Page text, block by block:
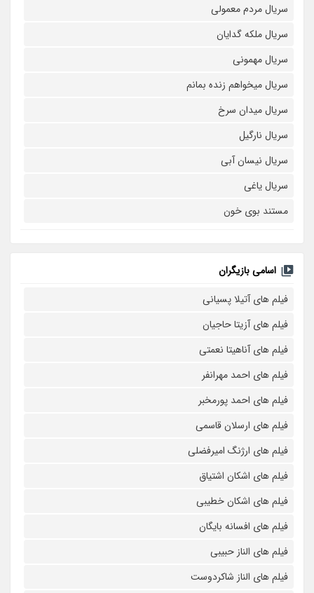
سریال مردم معمولی
سریال ملکه گدایان
سریال مهمونی
سریال میخواهم زنده بمانم
سریال میدان سرخ
سریال نارگیل
سریال نیسان آبی
سریال یاغی
مستند بوی خون
اسامی بازیگران
فیلم های آتیلا پسیانی
فیلم های آزیتا حاجیان
فیلم های آناهیتا نعمتی
فیلم های احمد مهرانفر
فیلم های احمد پورمخبر
فیلم های ارسلان قاسمی
فیلم های ارژنگ امیرفضلی
فیلم های اشکان اشتیاق
فیلم های اشکان خطیبی
فیلم های افسانه بایگان
فیلم های الناز حبیبی
فیلم های الناز شاکردوست